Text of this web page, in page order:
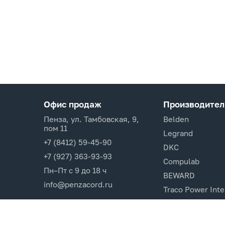
Офис продаж
Пенза, ул. Тамбовская, 9,
пом 11
+7 (8412) 59-45-90
+7 (927) 363-93-93
Пн–Пт с 9 до 18 ч
info@penzacord.ru
Belden
Legrand
DKC
Compulab
BEWARD
Traco Power